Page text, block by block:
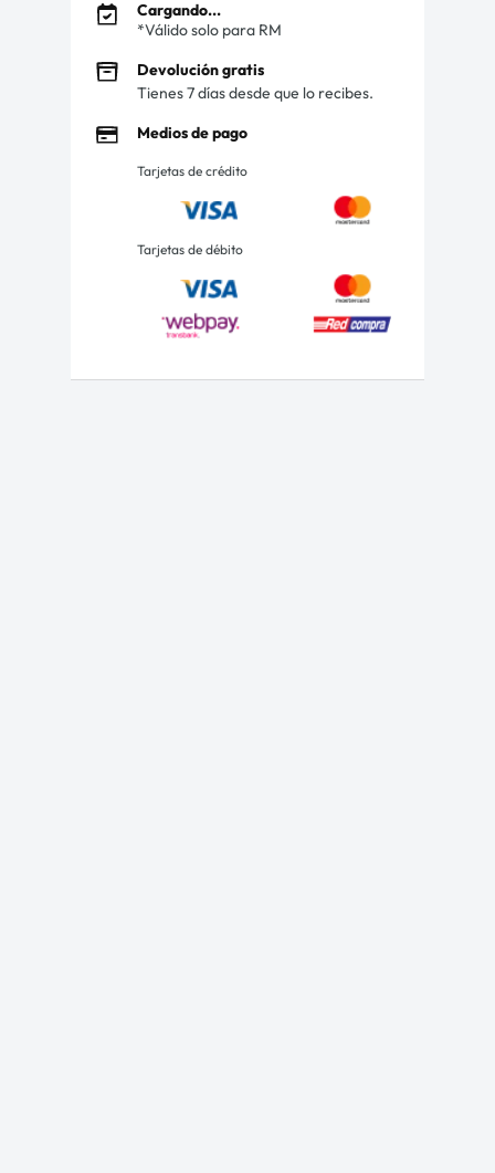
Cargando...
*Válido solo para RM
Devolución gratis
Tienes 7 días desde que lo recibes.
Medios de pago
Tarjetas de crédito
Tarjetas de débito